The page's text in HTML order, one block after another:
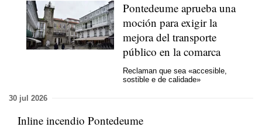
Pontedeume aprueba una
moción para exigir la
mejora del transporte
público en la comarca
Reclaman que sea «accesible,
sostible e de calidade»
30 jul 2026
Inline incendio Pontedeume